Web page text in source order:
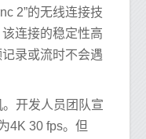
2”的无线连接技
连接的稳定性高
录或流时不会遇
开发人员团队宣
4K 30 fps。但